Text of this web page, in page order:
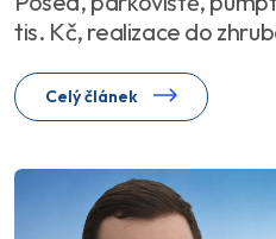
tis. Kč, realizace do
Celý článek